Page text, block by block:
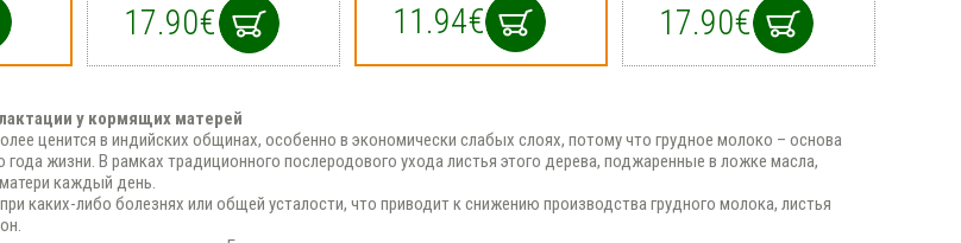
17.90€ 11.94€ 17.90€
у кормящих матерей
ценится в индийских общинах, особенно в экономически слабых слоях, потому что грудное молоко – основа
года жизни. В рамках традиционного послеродового ухода листья этого дерева, поджаренные в ложке масла,
каждый день.
каких-либо болезнях или общей усталости, что приводит к снижению производства грудного молока, листья